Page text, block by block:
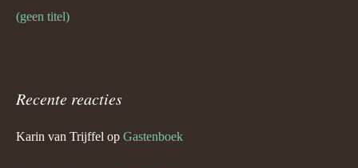
(geen titel)
Recente reacties
Karin van Trijffel op Gastenboek